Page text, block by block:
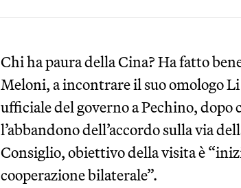
Chi ha paura della Cina? Ha fatto
Meloni, a incontrare il suo omologo
ufficiale del governo a Pechino, dopo
l’abbandono dell’accordo sulla via
Consiglio, obiettivo della visita è
cooperazione bilaterale”.